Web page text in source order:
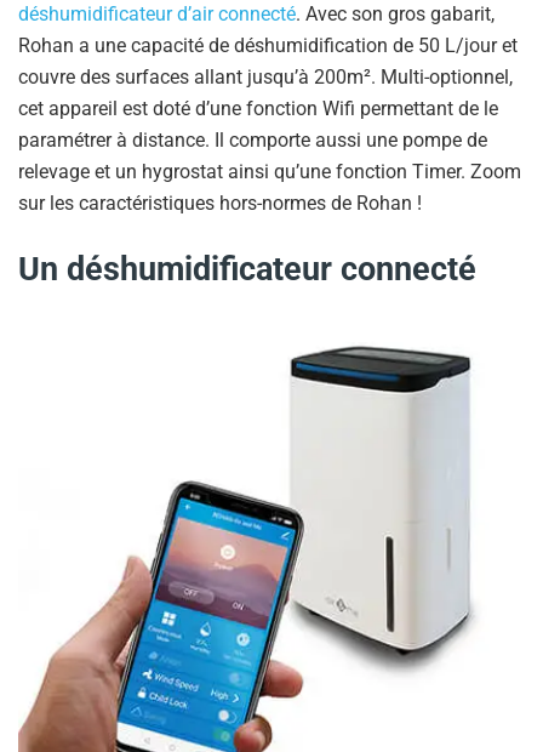
déshumidificateur d’air connecté. Avec son gros gabarit,
Rohan a une capacité de déshumidification de 50 L/jour et
couvre des surfaces allant jusqu’à 200m². Multi-optionnel,
cet appareil est doté d’une fonction Wifi permettant de le
paramétrer à distance. Il comporte aussi une pompe de
relevage et un hygrostat ainsi qu’une fonction Timer. Zoom
sur les caractéristiques hors-normes de Rohan !
Un déshumidificateur connecté